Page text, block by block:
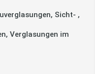
Sicht- ,
Verglasungen im